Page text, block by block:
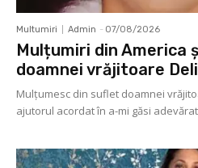
Multumiri Admin - 07/08/2026
Mulțumiri din America
doamnei vrăjitoare
Mulţumesc din suflet doamnei
ajutorul acordat în a-mi găsi